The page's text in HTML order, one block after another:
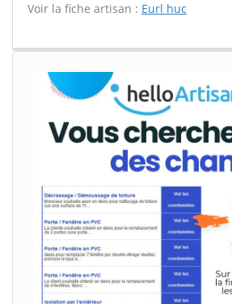
Voir la fiche artisan : Eurl huc